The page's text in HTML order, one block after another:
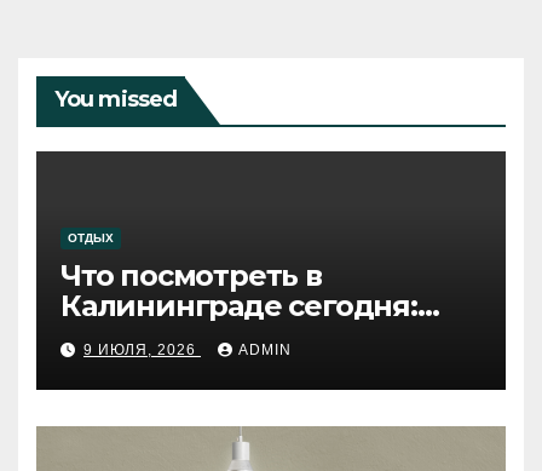
You missed
ОТДЫХ
Что посмотреть в
Калининграде сегодня:
путеводитель по самому
западному городу России
9 ИЮЛЯ, 2026 ADMIN